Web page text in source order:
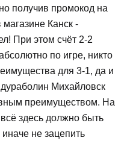
получив промокод на
Канск -
При этом счёт 2-2
по игре, никто
для 3-1, да и
Михайловск
преимуществом. На
здесь должно быть
не зацепить